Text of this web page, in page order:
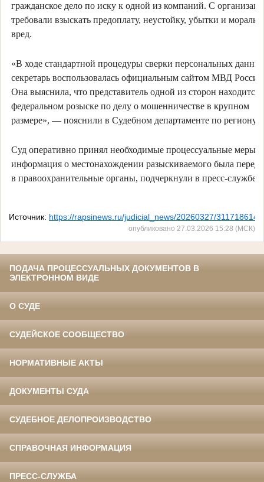
гражданское дело по иску к одной из компаний. С
требовали взыскать предоплату, неустойку, убытки и
вред.
«В ходе стандартной процедуры сверки персональных
секретарь воспользовалась официальным сайтом МВД
Она выяснила, что представитель одной из сторон находится
федеральном розыске по делу о мошенничестве в крупном
размере», — пояснили в Судебном департаменте по региону.
Суд оперативно принял необходимые процессуальные меры, а
информация о местонахождении разыскиваемого была
в правоохранительные органы, подчеркнули в пресс-службе.
Источник: https://rapsinews.ru/judicial_news/20260327/
опубликовано 27.03.2026 15:28 (МСК)
ПОДАЧА ПРОЦЕССУАЛЬНЫХ ДОКУМЕНТОВ В
ЭЛЕКТРОННОМ ВИДЕ
О СУДЕ
СУДЕЙСКОЕ СООБЩЕСТВО
НОРМАТИВНЫЕ АКТЫ
ДОКУМЕНТЫ СУДА
СУДЕБНОЕ ДЕЛОПРОИЗВОДСТВО
СПРАВОЧНАЯ ИНФОРМАЦИЯ
ПРЕСС-СЛУЖБА